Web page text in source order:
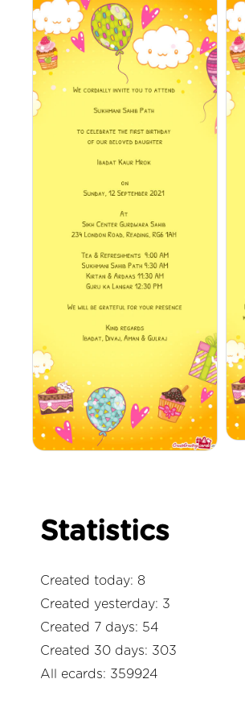
Statistics
Created today: 8
Created yesterday: 3
Created 7 days: 54
Created 30 days: 303
All ecards: 359924